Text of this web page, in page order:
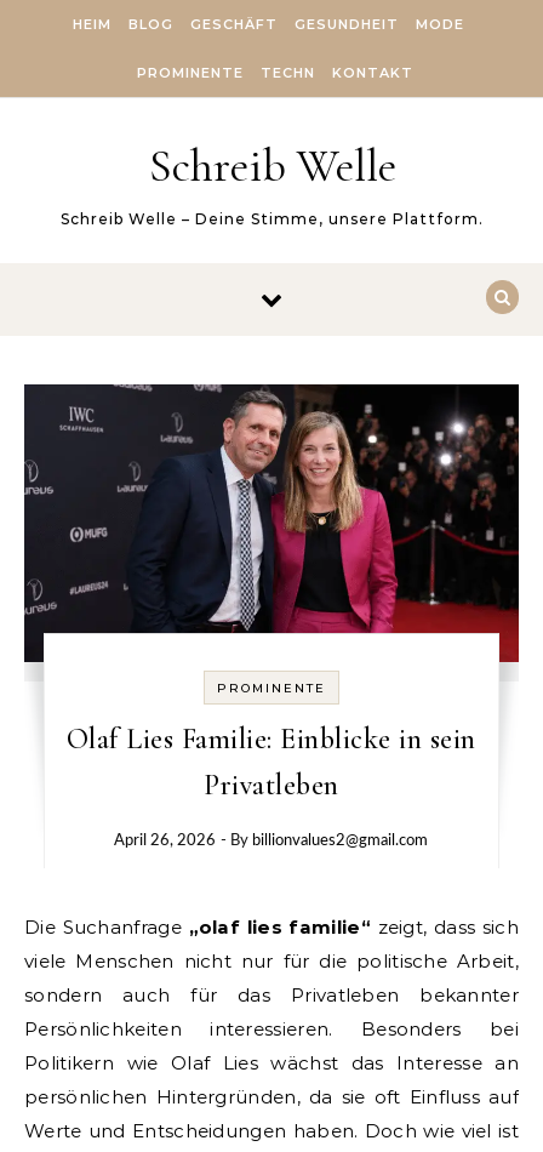
HEIM BLOG GESCHÄFT GESUNDHEIT MODE
PROMINENTE TECHN KONTAKT
Schreib Welle
Schreib Welle – Deine Stimme, unsere Plattform.
PROMINENTE
Olaf Lies Familie: Einblicke in sein
Privatleben
April 26, 2026 - By billionvalues2@gmail.com
Die Suchanfrage „olaf lies familie“ zeigt, dass sich
viele Menschen nicht nur für die politische Arbeit,
sondern auch für das Privatleben bekannter
Persönlichkeiten interessieren. Besonders bei
Politikern wie Olaf Lies wächst das Interesse an
persönlichen Hintergründen, da sie oft Einfluss auf
Werte und Entscheidungen haben. Doch wie viel ist